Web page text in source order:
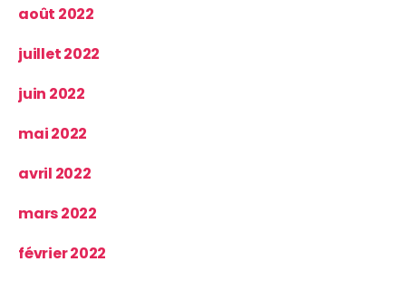
août 2022
juillet 2022
juin 2022
mai 2022
avril 2022
mars 2022
février 2022